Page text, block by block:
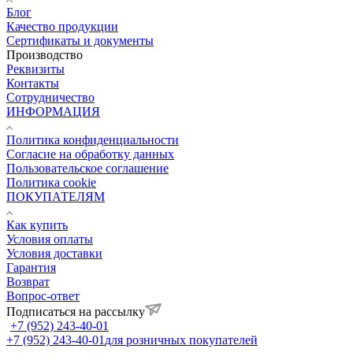
Блог
Качество продукции
Сертификаты и документы
Производство
Реквизиты
Контакты
Сотрудничество
ИНФОРМАЦИЯ
Политика конфиденциальности
Согласие на обработку данных
Пользовательское соглашение
Политика cookie
ПОКУПАТЕЛЯМ
Как купить
Условия оплаты
Условия доставки
Гарантия
Возврат
Вопрос-ответ
Подписаться на рассылку
+7 (952) 243-40-01
+7 (952) 243-40-01 для розничных покупателей